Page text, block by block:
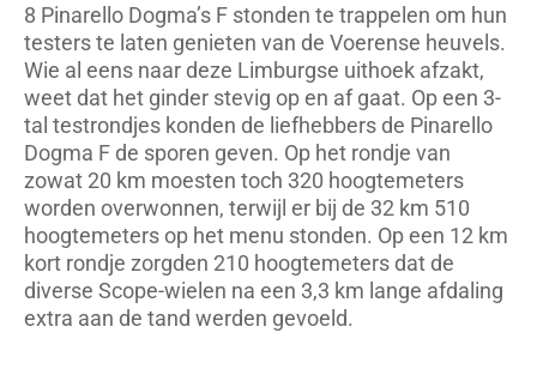
8 Pinarello Dogma’s F stonden te trappelen om hun
testers te laten genieten van de Voerense heuvels.
Wie al eens naar deze Limburgse uithoek afzakt,
weet dat het ginder stevig op en af gaat. Op een 3-
tal testrondjes konden de liefhebbers de Pinarello
Dogma F de sporen geven. Op het rondje van
zowat 20 km moesten toch 320 hoogtemeters
worden overwonnen, terwijl er bij de 32 km 510
hoogtemeters op het menu stonden. Op een 12 km
kort rondje zorgden 210 hoogtemeters dat de
diverse Scope-wielen na een 3,3 km lange afdaling
extra aan de tand werden gevoeld.